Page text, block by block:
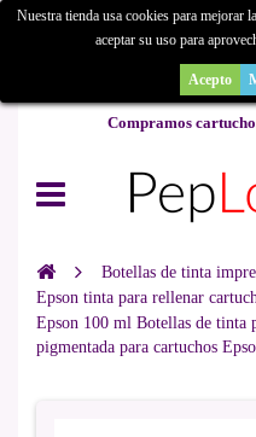
¿Buscas un repuesto de
Compramos
Nuestra tienda usa cookies para mejorar
aceptar su uso para
Acepto
Botellas de tinta
Epson tinta para rellenar
Epson 100 ml Botellas de tinta
pigmentada para cartuchos